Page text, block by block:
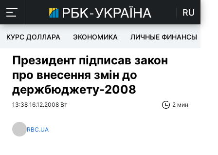
RU
КУРС ДОЛЛАРА ЭКОНОМИКА ЛИЧНЫЕ ФИНАНСЫ
Президент підписав закон
про внесення змін до
держбюджету-2008
13:38 16.12.2008 Вт 2 мин
RBC.UA